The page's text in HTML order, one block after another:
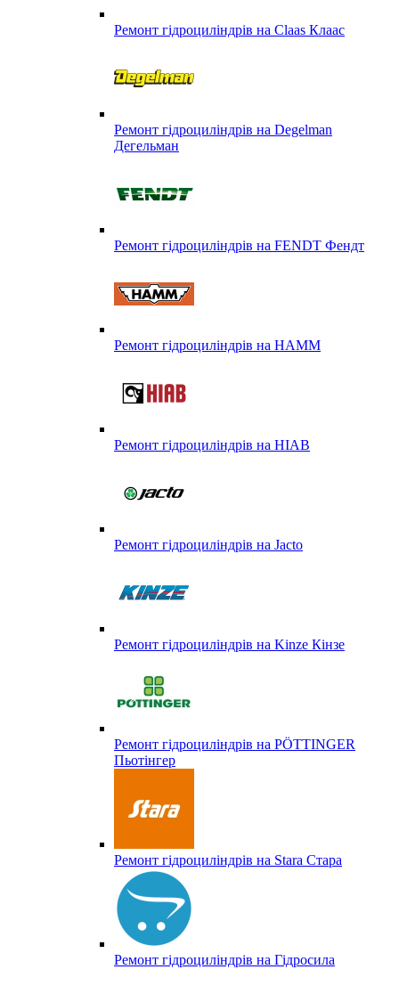
Ремонт гідроциліндрів на Claas Клаас
Ремонт гідроциліндрів на Degelman
Дегельман
Ремонт гідроциліндрів на FENDT Фендт
Ремонт гідроциліндрів на HAMM
Ремонт гідроциліндрів на HIAB
Ремонт гідроциліндрів на Jacto
Ремонт гідроциліндрів на Kinze Кінзе
Ремонт гідроциліндрів на PÖTTINGER
Пьотінгер
Ремонт гідроциліндрів на Stara Стара
Ремонт гідроциліндрів на Гідросила